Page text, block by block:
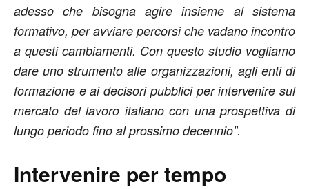
adesso che bisogna agire insieme al sistema
formativo, per avviare percorsi che vadano incontro
a questi cambiamenti. Con questo studio vogliamo
dare uno strumento alle organizzazioni, agli enti di
formazione e ai decisori pubblici per intervenire sul
mercato del lavoro italiano con una prospettiva di
lungo periodo fino al prossimo decennio”.
Intervenire per tempo